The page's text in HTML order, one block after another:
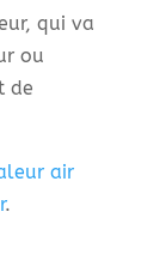
qui va
ou
de
air
.